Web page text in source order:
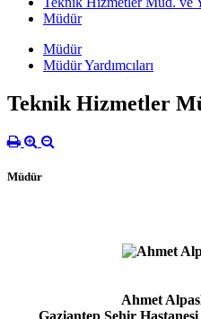
Müdür
Müdür
Müdür Yardımcıları
Teknik Hizmetler
Müdür
Ahmet
Gaziantep Şehir